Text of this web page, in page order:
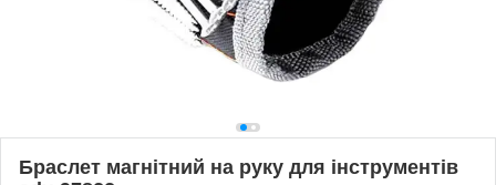
Браслет магнітний на руку для інструментів